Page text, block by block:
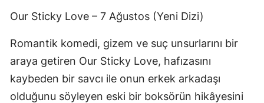
Our Sticky Love – 7 Ağustos (Yeni Dizi)
Romantik komedi, gizem ve suç unsurlarını bir
araya getiren Our Sticky Love, hafızasını
kaybeden bir savcı ile onun erkek arkadaşı
olduğunu söyleyen eski bir boksörün hikâyesini